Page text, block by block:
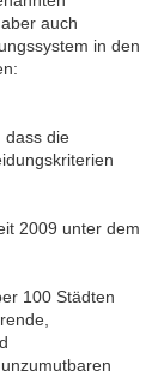
auch
in den
dass die
2009 unter dem
100 Städten